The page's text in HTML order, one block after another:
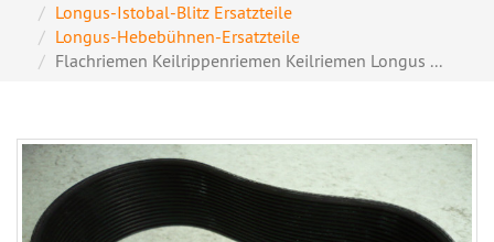
Longus-Istobal-Blitz Ersatzteile
Longus-Hebebühnen-Ersatzteile
Flachriemen Keilrippenriemen Keilriemen Longus ...